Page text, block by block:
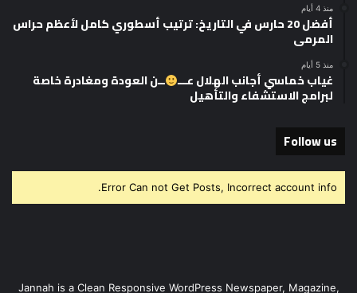
منذ 4 أيام
أفضل 20 حارس في التاريخ: ترتيب أسطوري كامل لأعظم حراس
المرمى
منذ 5 أيام
غياب خماسي أجانب الهلال عـــ ــن العودة ومغادرة خاصة
لبرامج الاستشفاء والتأهيل
Follow us
Error Can not Get Posts, Incorrect account info.
Jannah is a Clean Responsive WordPress Newspaper, Magazine,